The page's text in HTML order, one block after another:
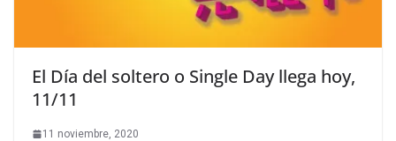
El Día del soltero o Single Day llega hoy,
11/11
11 noviembre, 2020